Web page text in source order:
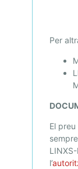
Per
El
l’